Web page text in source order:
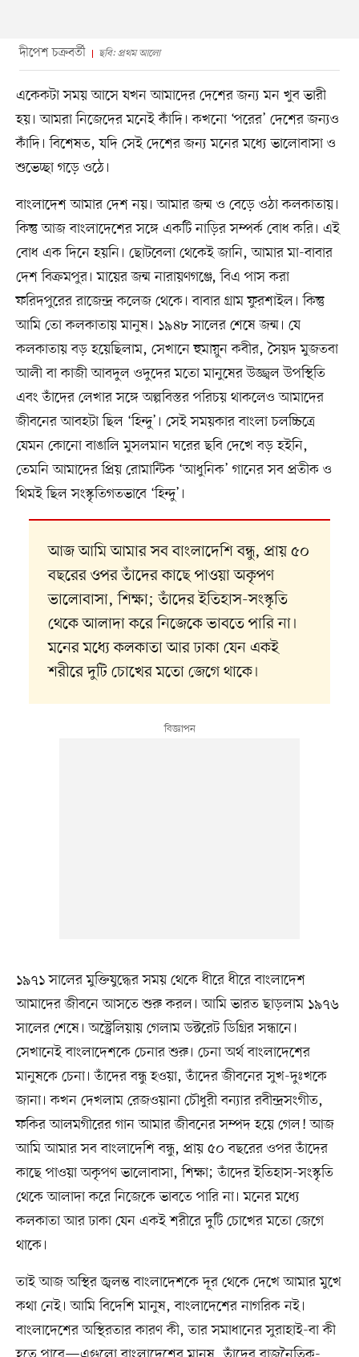
দীপেশ চক্রবর্তী ছবি: প্রথম আলো
একেকটা সময় আসে যখন আমাদের দেশের জন্য মন খুব ভারী
হয়। আমরা নিজেদের মনেই কাঁদি। কখনো ‘পরের’ দেশের জন্যও
কাঁদি। বিশেষত, যদি সেই দেশের জন্য মনের মধ্যে ভালোবাসা ও
শুভেচ্ছা গড়ে ওঠে।
বাংলাদেশ আমার দেশ নয়। আমার জন্ম ও বেড়ে ওঠা কলকাতায়।
কিন্তু আজ বাংলাদেশের সঙ্গে একটি নাড়ির সম্পর্ক বোধ করি। এই
বোধ এক দিনে হয়নি। ছোটবেলা থেকেই জানি, আমার মা-বাবার
দেশ বিক্রমপুর। মায়ের জন্ম নারায়ণগঞ্জে, বিএ পাস করা
ফরিদপুরের রাজেন্দ্র কলেজ থেকে। বাবার গ্রাম ফুরশাইল। কিন্তু
আমি তো কলকাতায় মানুষ। ১৯৪৮ সালের শেষে জন্ম। যে
কলকাতায় বড় হয়েছিলাম, সেখানে হুমায়ুন কবীর, সৈয়দ মুজতবা
আলী বা কাজী আবদুল ওদুদের মতো মানুষের উজ্জ্বল উপস্থিতি
এবং তাঁদের লেখার সঙ্গে অল্পবিস্তর পরিচয় থাকলেও আমাদের
জীবনের আবহটা ছিল ‘হিন্দু’। সেই সময়কার বাংলা চলচ্চিত্রে
যেমন কোনো বাঙালি মুসলমান ঘরের ছবি দেখে বড় হইনি,
তেমনি আমাদের প্রিয় রোমান্টিক ‘আধুনিক’ গানের সব প্রতীক ও
থিমই ছিল সংস্কৃতিগতভাবে ‘হিন্দু’।
আজ আমি আমার সব বাংলাদেশি বন্ধু, প্রায় ৫০
বছরের ওপর তাঁদের কাছে পাওয়া অকৃপণ
ভালোবাসা, শিক্ষা; তাঁদের ইতিহাস-সংস্কৃতি
থেকে আলাদা করে নিজেকে ভাবতে পারি না।
মনের মধ্যে কলকাতা আর ঢাকা যেন একই
শরীরে দুটি চোখের মতো জেগে থাকে।
১৯৭১ সালের মুক্তিযুদ্ধের সময় থেকে ধীরে ধীরে বাংলাদেশ
আমাদের জীবনে আসতে শুরু করল। আমি ভারত ছাড়লাম ১৯৭৬
সালের শেষে। অস্ট্রেলিয়ায় গেলাম ডক্টরেট ডিগ্রির সন্ধানে।
সেখানেই বাংলাদেশকে চেনার শুরু। চেনা অর্থ বাংলাদেশের
মানুষকে চেনা। তাঁদের বন্ধু হওয়া, তাঁদের জীবনের সুখ-দুঃখকে
জানা। কখন দেখলাম রেজওয়ানা চৌধুরী বন্যার রবীন্দ্রসংগীত,
ফকির আলমগীরের গান আমার জীবনের সম্পদ হয়ে গেল! আজ
আমি আমার সব বাংলাদেশি বন্ধু, প্রায় ৫০ বছরের ওপর তাঁদের
কাছে পাওয়া অকৃপণ ভালোবাসা, শিক্ষা; তাঁদের ইতিহাস-সংস্কৃতি
থেকে আলাদা করে নিজেকে ভাবতে পারি না। মনের মধ্যে
কলকাতা আর ঢাকা যেন একই শরীরে দুটি চোখের মতো জেগে
থাকে।
তাই আজ অস্থির জ্বলন্ত বাংলাদেশকে দূর থেকে দেখে আমার মুখে
কথা নেই। আমি বিদেশি মানুষ, বাংলাদেশের নাগরিক নই।
বাংলাদেশের অস্থিরতার কারণ কী, তার সমাধানের সুরাহাই-বা কী